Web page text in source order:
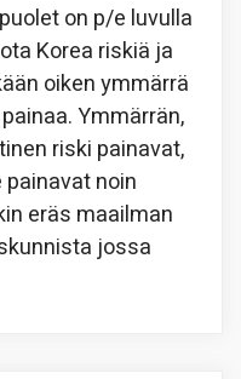
on p/e luvulla
Korea riskiä ja
oiken ymmärrä
Ymmärrän,
riski painavat,
noin
eräs maailman
jossa